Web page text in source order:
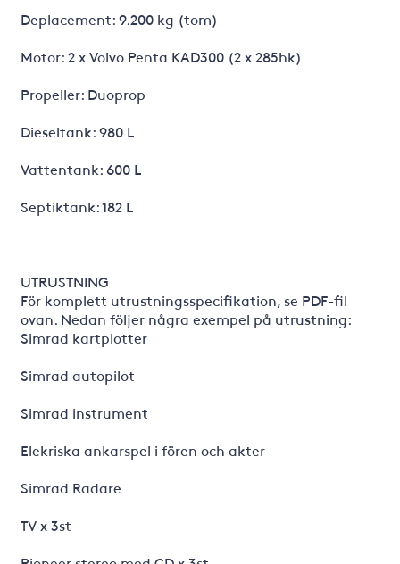
Deplacement: 9.200 kg (tom)
Motor: 2 x Volvo Penta KAD300 (2 x 285hk)
Propeller: Duoprop
Dieseltank: 980 L
Vattentank: 600 L
Septiktank: 182 L
UTRUSTNING
För komplett utrustningsspecifikation, se PDF-fil
ovan. Nedan följer några exempel på utrustning:
Simrad kartplotter
Simrad autopilot
Simrad instrument
Elekriska ankarspel i fören och akter
Simrad Radare
TV x 3st